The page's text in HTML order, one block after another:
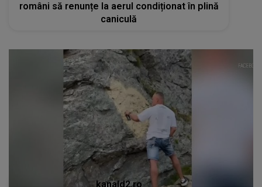
români să renunțe la aerul condiționat în plină
caniculă
kanald2.ro